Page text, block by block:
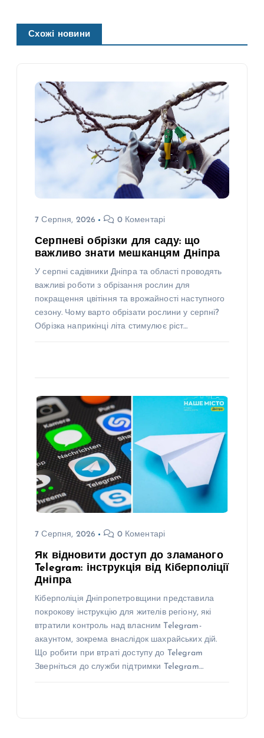
Схожі новини
7 Серпня, 2026 0 Коментарі
Серпневі обрізки для саду: що
важливо знати мешканцям Дніпра
У серпні садівники Дніпра та області проводять
важливі роботи з обрізання рослин для
покращення цвітіння та врожайності наступного
сезону. Чому варто обрізати рослини у серпні?
Обрізка наприкінці літа стимулює ріст…
7 Серпня, 2026 0 Коментарі
Як відновити доступ до зламаного
Telegram: інструкція від Кіберполіції
Дніпра
Кіберполіція Дніпропетровщини представила
покрокову інструкцію для жителів регіону, які
втратили контроль над власним Telegram-
акаунтом, зокрема внаслідок шахрайських дій.
Що робити при втраті доступу до Telegram
Зверніться до служби підтримки Telegram…